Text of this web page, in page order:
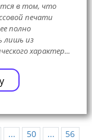
в том, что
печати
полно
лишь из
характер...
... 50 ...
56